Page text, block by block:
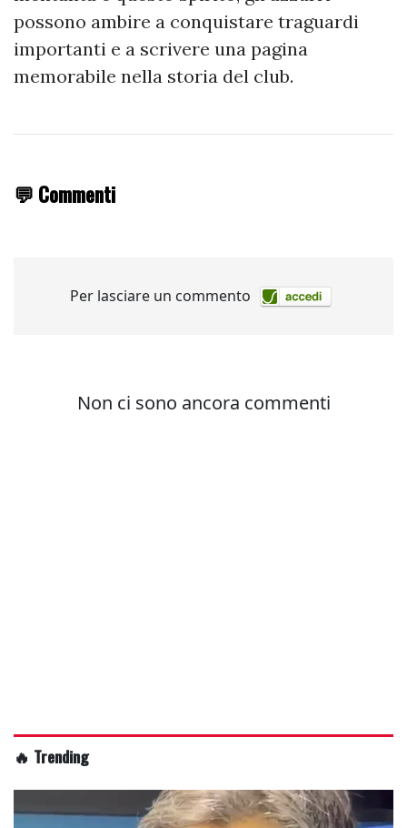
possono ambire a conquistare traguardi
importanti e a scrivere una pagina
memorabile nella storia del club.
💬 Commenti
🔥 Trending